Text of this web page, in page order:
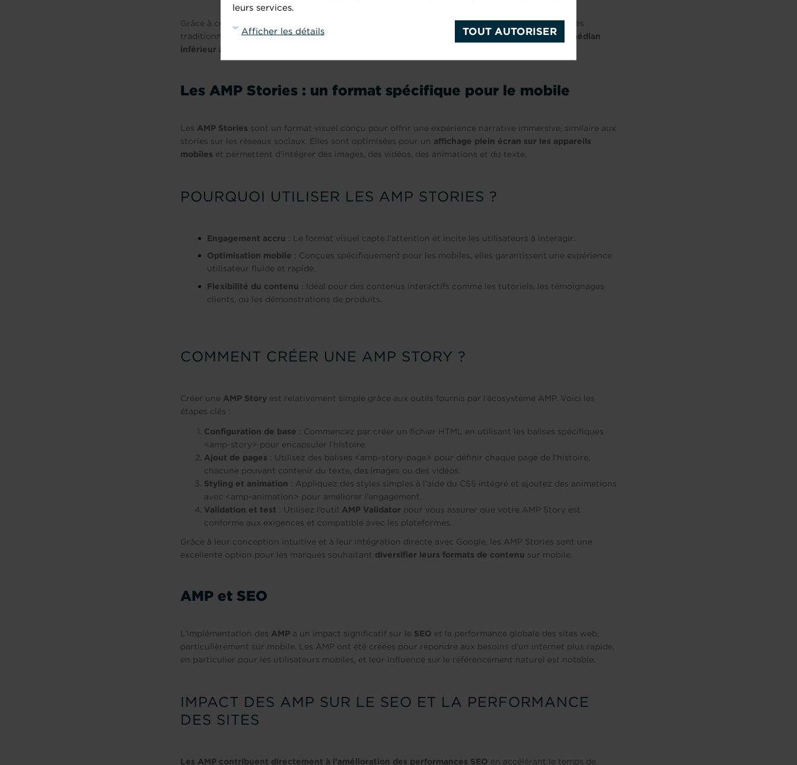
leurs services.
TOUT AUTORISER
Afficher les détails
Grâce à ces optimisations, les pages AMP se chargent 85% plus rapidementque les pages mobiles
traditionnelles. En 2023, une étude a montré que les pages AMP ont untemps de chargement médian
inférieur à 1 seconde
Les AMP Stories : un format spécifique pour le mobile
Les AMP Stories sont un format visuel conçu pour offrir une expérience narrative immersive, similaire aux
stories sur les réseaux sociaux. Elles sont optimisées pour un affichage plein écran sur les appareils
mobiles et permettent d’intégrer des images, des vidéos, des animations et du texte.
POURQUOI UTILISER LES AMP STORIES ?
Engagement accru : Le format visuel capte l’attention et incite les utilisateurs à interagir.
Optimisation mobile : Conçues spécifiquement pour les mobiles, elles garantissent une expérience
utilisateur fluide et rapide.
Flexibilité du contenu : Idéal pour des contenus interactifs comme les tutoriels, les témoignages
clients, ou les démonstrations de produits.
COMMENT CRÉER UNE AMP STORY ?
Créer une AMP Story est relativement simple grâce aux outils fournis par l’écosystème AMP. Voici les
étapes clés :
Configuration de base : Commencez par créer un fichier HTML en utilisant les balises spécifiques
<amp-story> pour encapsuler l’histoire.
Ajout de pages : Utilisez des balises <amp-story-page> pour définir chaque page de l’histoire,
chacune pouvant contenir du texte, des images ou des vidéos.
Styling et animation : Appliquez des styles simples à l’aide du CSS intégré et ajoutez des animations
avec <amp-animation> pour améliorer l’engagement.
Validation et test : Utilisez l’outil AMP Validator pour vous assurer que votre AMP Story est
conforme aux exigences et compatible avec les plateformes.
Grâce à leur conception intuitive et à leur intégration directe avec Google, les AMP Stories sont une
excellente option pour les marques souhaitant diversifier leurs formats de contenu sur mobile.
AMP et SEO
L’implémentation des AMP a un impact significatif sur le SEO et la performance globale des sites web,
particulièrement sur mobile. Les AMP ont été créées pour répondre aux besoins d’un internet plus rapide,
en particulier pour les utilisateurs mobiles, et leur influence sur le référencement naturel est notable.
IMPACT DES AMP SUR LE SEO ET LA PERFORMANCE
DES SITES
Les AMP contribuent directement à l’amélioration des performances SEO en accélérant le temps de